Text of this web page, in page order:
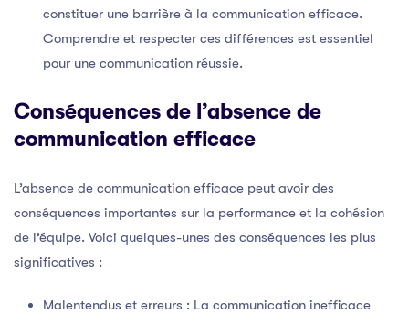
constituer une barrière à la communication efficace.
Comprendre et respecter ces différences est essentiel
pour une communication réussie.
Conséquences de l’absence de
communication efficace
L’absence de communication efficace peut avoir des
conséquences importantes sur la performance et la cohésion
de l’équipe. Voici quelques-unes des conséquences les plus
significatives :
Malentendus et erreurs : La communication inefficace